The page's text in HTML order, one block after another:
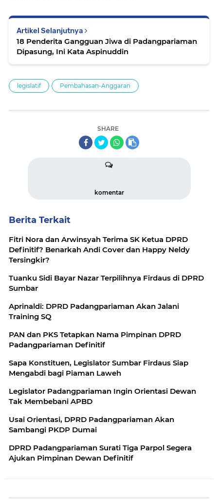
Artikel Selanjutnya
18 Penderita Gangguan Jiwa di Padangpariaman
Dipasung, Ini Kata Aspinuddin
legislatif Pembahasan-Anggaran
SHARE
komentar
Berita Terkait
Fitri Nora dan Arwinsyah Terima SK Ketua DPRD
Definitif? Benarkah Andi Cover dan Happy Neldy
Tersingkir?
Tuanku Sidi Bayar Nazar Terpilihnya Firdaus di DPRD
Sumbar
Aprinaldi: DPRD Padangpariaman Akan Jalani
Training SQ
PAN dan PKS Tetapkan Nama Pimpinan DPRD
Padangpariaman Definitif
Sapa Konstituen, Legislator Sumbar Firdaus Siap
Mengabdi bagi Piaman Laweh
Legislator Padangpariaman Ingin Orientasi Dewan
Tak Membebani APBD
Usai Orientasi, DPRD Padangpariaman Akan
Sambangi PKDP Dumai
DPRD Padangpariaman Surati Tiga Parpol Segera
Ajukan Pimpinan Dewan Definitif